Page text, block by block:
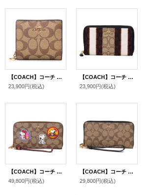
【COACH】コーチ コーティングキャンバス スムースレザー シグネチャー ロゴチャーム スナップ ウォレット 二つ折り 財布 カーキレッドウッド（日本未発売）
23,900円(税込)
【COACH】コーチ ジャガード スムースレザー シグネチャー ミディアム ストライプ ジップ アラウンド 二つ折り 財布 カーキブラックマルチ〔日本未発売〕
23,900円(税込)
【COACH】コーチ キャンバス レザー シグネチャー ピーナッツ コラボ スヌーピー ヴァーシティー ワッペン リストレット ジップ アラウンド 長財布 カーキ（日本未発売）
49,800円(税込)
【COACH】コーチ コーティングキャンバス スムースレザー シグネチャー リストレット ロング ジップ アラウンド 長財布 カーキ×ブラック（日本未発売）
29,800円(税込)